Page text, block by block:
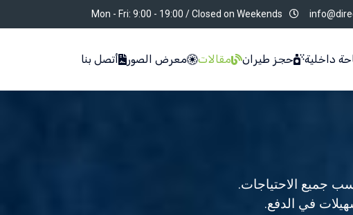
Mon - Fri: 9:00 - 19:00 / Closed on Weekends
داخلية حجز طيران مقالات معرض الصور أتصل بنا
في الدفع.